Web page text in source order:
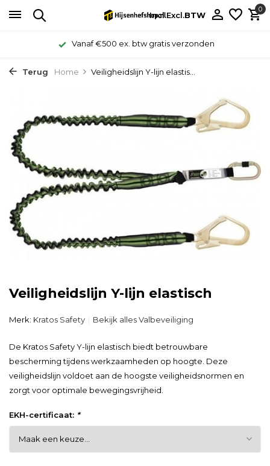
Incl.Excl.BTW
0
Vanaf €500 ex. btw gratis verzonden
Terug Home Veiligheidslijn Y-lijn elastis...
Veiligheidslijn Y-lijn elastisch
Merk: Kratos Safety Bekijk alles Valbeveiliging
De Kratos Safety Y-lijn elastisch biedt betrouwbare
bescherming tijdens werkzaamheden op hoogte. Deze
veiligheidslijn voldoet aan de hoogste veiligheidsnormen en
zorgt voor optimale bewegingsvrijheid.
EKH-certificaat: *